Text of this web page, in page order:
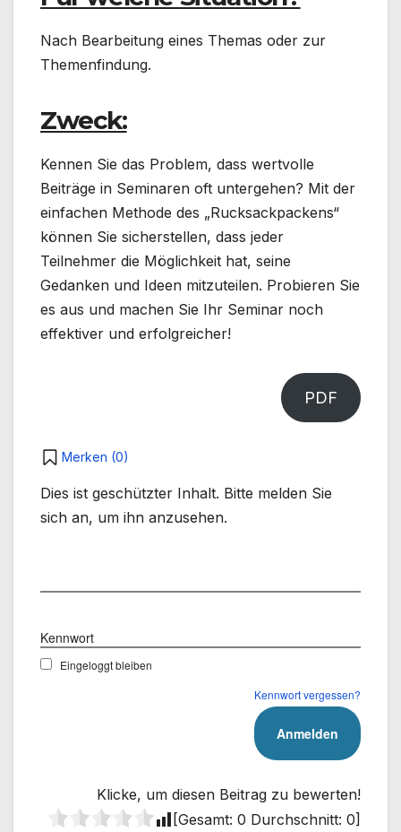
Nach Bearbeitung eines Themas oder zur
Themenfindung.
Zweck:
Kennen Sie das Problem, dass wertvolle
Beiträge in Seminaren oft untergehen? Mit der
einfachen Methode des „Rucksackpackens“
können Sie sicherstellen, dass jeder
Teilnehmer die Möglichkeit hat, seine
Gedanken und Ideen mitzuteilen. Probieren Sie
es aus und machen Sie Ihr Seminar noch
effektiver und erfolgreicher!
PDF
Merken (0)
Dies ist geschützter Inhalt. Bitte melden Sie
sich an, um ihn anzusehen.
Kennwort
Eingeloggt bleiben
Kennwort vergessen?
Klicke, um diesen Beitrag zu bewerten!
[Gesamt: 0 Durchschnitt: 0]